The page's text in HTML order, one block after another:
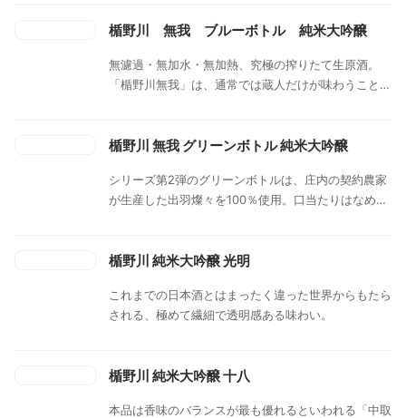
楯野川 無我 ブルーボトル 純米大吟醸
無濾過・無加水・無加熱、究極の搾りたて生原酒。
「楯野川無我」は、通常では蔵人だけが味わうことが
楯野川 無我 グリーンボトル 純米大吟醸
シリーズ第2弾のグリーンボトルは、庄内の契約農家
が生産した出羽燦々を100％使用。口当たりはなめら
楯野川 純米大吟醸 光明
これまでの日本酒とはまったく違った世界からもたら
される、極めて繊細で透明感ある味わい。
楯野川 純米大吟醸 十八
本品は香味のバランスが最も優れるといわれる「中取